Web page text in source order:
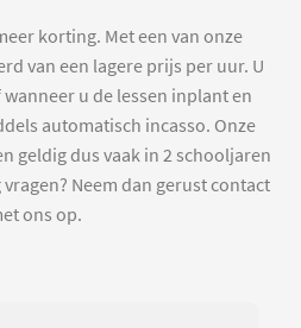
korting. Met een van onze
van een lagere prijs per uur. U
u de lessen inplant en
automatisch incasso. Onze
geldig dus vaak in 2 schooljaren
Neem dan gerust contact
ons op.